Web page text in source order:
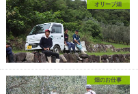
オリーブ畑
畑のお仕事